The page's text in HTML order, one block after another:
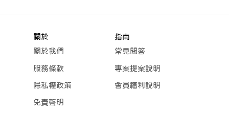
關於
關於我們
服務條款
隱私權政策
免責聲明
指南
常見問答
專案提案說明
會員福利說明